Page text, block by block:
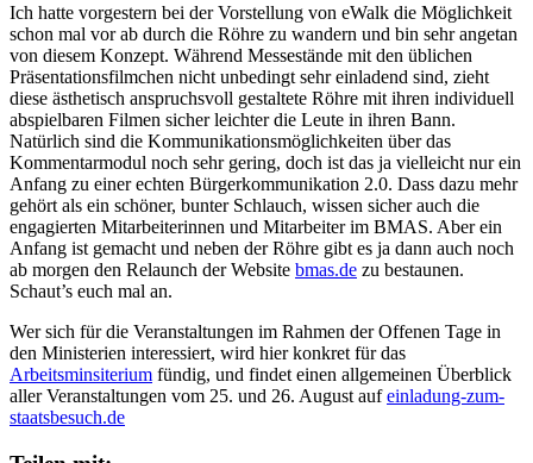
Ich hatte vorgestern bei der Vorstellung von eWalk die Möglichkeit
schon mal vor ab durch die Röhre zu wandern und bin sehr angetan
von diesem Konzept. Während Messestände mit den üblichen
Präsentationsfilmchen nicht unbedingt sehr einladend sind, zieht
diese ästhetisch anspruchsvoll gestaltete Röhre mit ihren individuell
abspielbaren Filmen sicher leichter die Leute in ihren Bann.
Natürlich sind die Kommunikationsmöglichkeiten über das
Kommentarmodul noch sehr gering, doch ist das ja vielleicht nur ein
Anfang zu einer echten Bürgerkommunikation 2.0. Dass dazu mehr
gehört als ein schöner, bunter Schlauch, wissen sicher auch die
engagierten Mitarbeiterinnen und Mitarbeiter im BMAS. Aber ein
Anfang ist gemacht und neben der Röhre gibt es ja dann auch noch
ab morgen den Relaunch der Website bmas.de zu bestaunen.
Schaut’s euch mal an.
Wer sich für die Veranstaltungen im Rahmen der Offenen Tage in
den Ministerien interessiert, wird hier konkret für das
Arbeitsminsiterium fündig, und findet einen allgemeinen Überblick
aller Veranstaltungen vom 25. und 26. August aufeinladung-zum-
staatsbesuch.de